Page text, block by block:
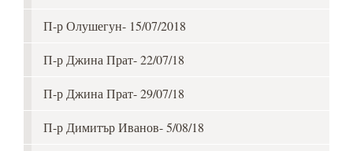
П-р Олушегун- 15/07/2018
П-р Джина Прат- 22/07/18
П-р Джина Прат- 29/07/18
П-р Димитър Иванов- 5/08/18